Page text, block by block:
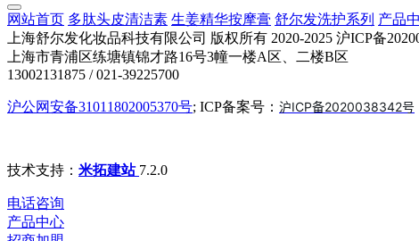
网站首页 多肽头皮清洁素 生姜精华按摩膏 舒尔发洗护系列 产品
上海舒尔发化妆品科技有限公司 版权所有 2020-2025 沪ICP备
上海市青浦区练塘镇锦才路16号3幢一楼A区、二楼B区
13002131875 / 021-39225700
沪公网安备31011802005370号; ICP备案号： 沪ICP备2020038342号
技术支持： 米拓建站 7.2.0
电话咨询
产品中心